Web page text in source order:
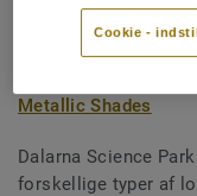
kontorfællesskab
den lokale
Metallic Shades
Dalarna Science
forskellige typer af
Cookie -